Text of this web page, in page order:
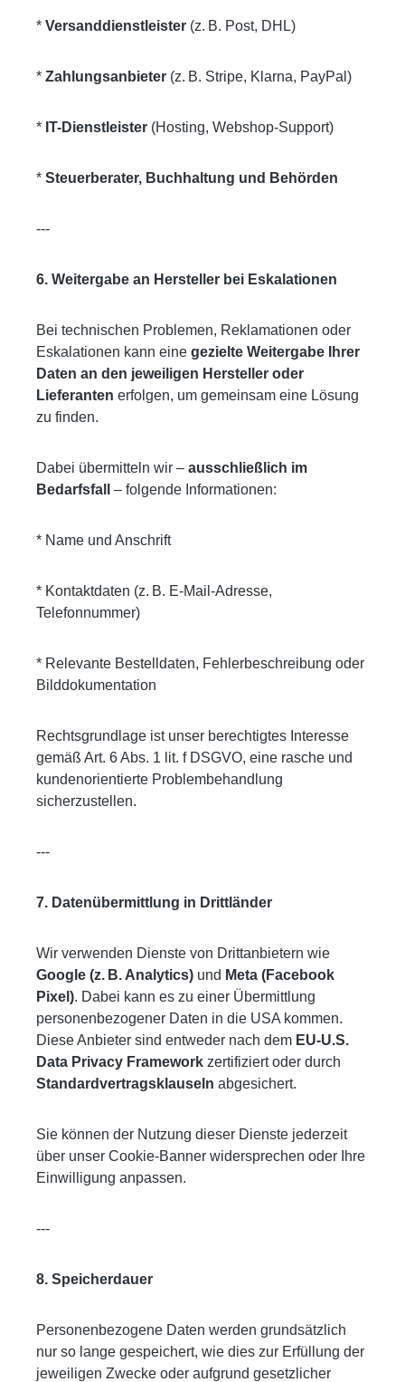
* Versanddienstleister (z. B. Post, DHL)
* Zahlungsanbieter (z. B. Stripe, Klarna, PayPal)
* IT-Dienstleister (Hosting, Webshop-Support)
* Steuerberater, Buchhaltung und Behörden
---
6. Weitergabe an Hersteller bei Eskalationen
Bei technischen Problemen, Reklamationen oder
Eskalationen kann eine gezielte Weitergabe Ihrer
Daten an den jeweiligen Hersteller oder
Lieferanten erfolgen, um gemeinsam eine Lösung
zu finden.
Dabei übermitteln wir – ausschließlich im
Bedarfsfall
– folgende Informationen:
* Name und Anschrift
* Kontaktdaten (z. B. E-Mail-Adresse,
Telefonnummer)
* Relevante Bestelldaten, Fehlerbeschreibung oder
Bilddokumentation
Rechtsgrundlage ist unser berechtigtes Interesse
gemäß Art. 6 Abs. 1 lit. f DSGVO, eine rasche und
kundenorientierte Problembehandlung
sicherzustellen.
---
7. Datenübermittlung in Drittländer
Wir verwenden Dienste von Drittanbietern wie
Google (z. B. Analytics) und Meta (Facebook
Pixel). Dabei kann es zu einer Übermittlung
personenbezogener Daten in die USA kommen.
Diese Anbieter sind entweder nach dem EU-U.S.
Data Privacy Framework zertifiziert oder durch
Standardvertragsklauseln abgesichert.
Sie können der Nutzung dieser Dienste jederzeit
über unser Cookie-Banner widersprechen oder Ihre
Einwilligung anpassen.
---
8. Speicherdauer
Personenbezogene Daten werden grundsätzlich
nur so lange gespeichert, wie dies zur Erfüllung der
jeweiligen Zwecke oder aufgrund gesetzlicher